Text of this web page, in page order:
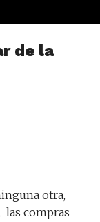
de la
otra,
las compras